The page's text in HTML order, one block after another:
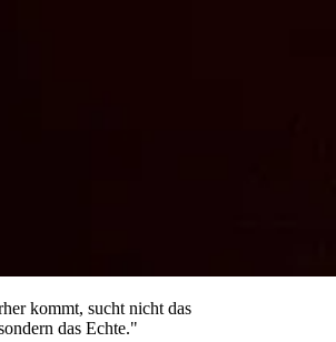
kommt, sucht nicht das
das Echte."